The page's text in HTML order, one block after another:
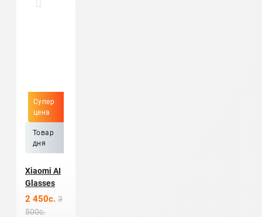
Супер
цена
Товар
дня
Xiaomi AI
Glasses
2 450c. 3
500c.